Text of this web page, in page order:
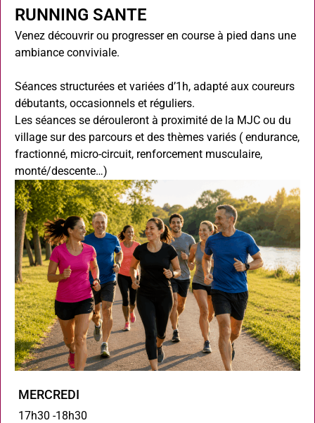
RUNNING SANTE
Venez découvrir ou progresser en course à pied dans une
ambiance conviviale.
Séances structurées et variées d’1h, adapté aux coureurs
débutants, occasionnels et réguliers.
Les séances se dérouleront à proximité de la MJC ou du
village sur des parcours et des thèmes variés ( endurance,
fractionné, micro-circuit, renforcement musculaire,
monté/descente…)
MERCREDI
17h30 -18h30